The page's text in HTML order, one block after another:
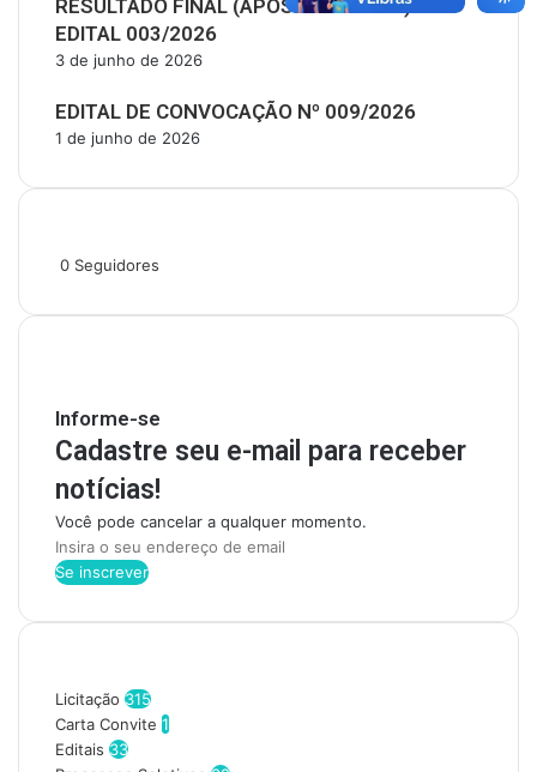
RESULTADO FINAL (APÓS RECURSOS) –
EDITAL 003/2026
3 de junho de 2026
EDITAL DE CONVOCAÇÃO Nº 009/2026
1 de junho de 2026
0 Seguidores
Informe-se
Cadastre seu e-mail para receber
notícias!
Você pode cancelar a qualquer momento.
I
n
i
o
s
e
Licitação 315
Carta Convite 1
Editais 33